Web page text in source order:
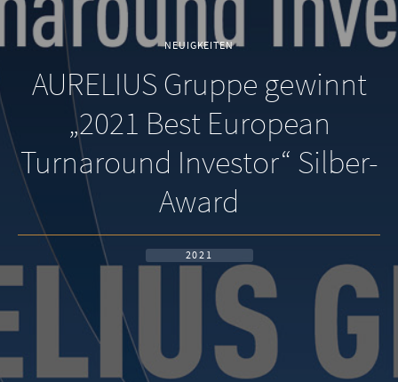
NEUIGKEITEN
AURELIUS Gruppe gewinnt
„2021 Best European
Turnaround Investor“ Silber-
Award
2021